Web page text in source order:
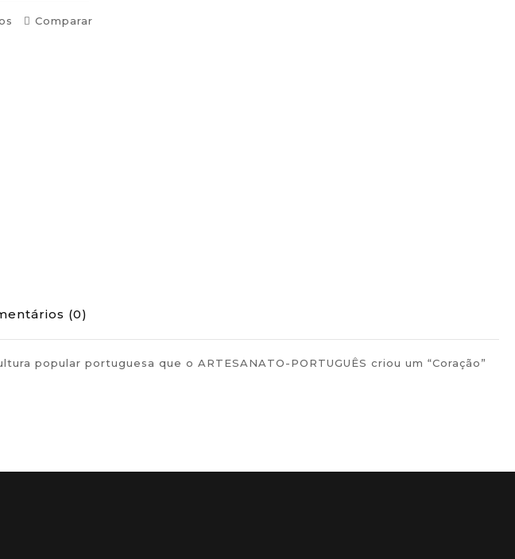
Comparar
(0)
popular portuguesa que o ARTESANATO-PORTUGUÊS criou um “Coração”